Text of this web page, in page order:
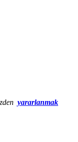
yararlanmak